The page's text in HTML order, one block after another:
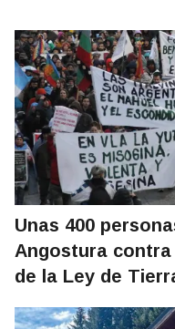
Unas 400
Angostura
de la Ley de